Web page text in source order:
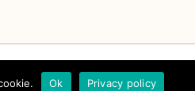
Ok Privacy policy